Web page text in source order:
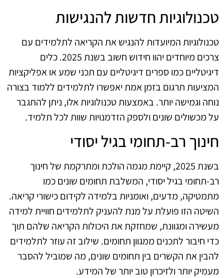
טכנולוגיות חדשות להנגישות
טכנולוגיות המיועדות להנגיש את הקריאה לתלמידים עם
צרכים מיוחדים יהוו חידוש חשוב בשנת 2025. כלים
דיגיטליים כמו ספרים דיגיטליים עם תכני שמע או אפליקציות
המציעות תרגום בזמן אמת יאפשרו לתלמידים ללמוד בצורה
נוחה וגמישה יותר. באמצעות טכנולוגיות אלו, ניתן להתגבר
על מכשולים שונים ולספק הזדמנויות שוות לכל תלמיד.
חינוך רב-תחומי בגיל יסודי
בשנת 2025, קיימת מגמה הולכת ומתרקמת של חינוך
רב-תחומי בגיל יסודי, המשלבת תחומים שונים כמו
מתמטיקה, מדעים, ואומניות בלמידה לקידום כישורי קריאה.
השיטה הזו פועלת על מנת להעניק לתלמידים חוויית למידה
מעשירה ומגוונת, שמחזקת את היכולות הקריאה שלהם תוך
כדי חיבור לתכנים ממגוון תחומים. שילוב זה עוזר לתלמידים
להבין את הקשרים בין תחומים שונים, מה שמוביל להסבר
מעמיק יותר ולזיכרון טוב יותר של המידע.